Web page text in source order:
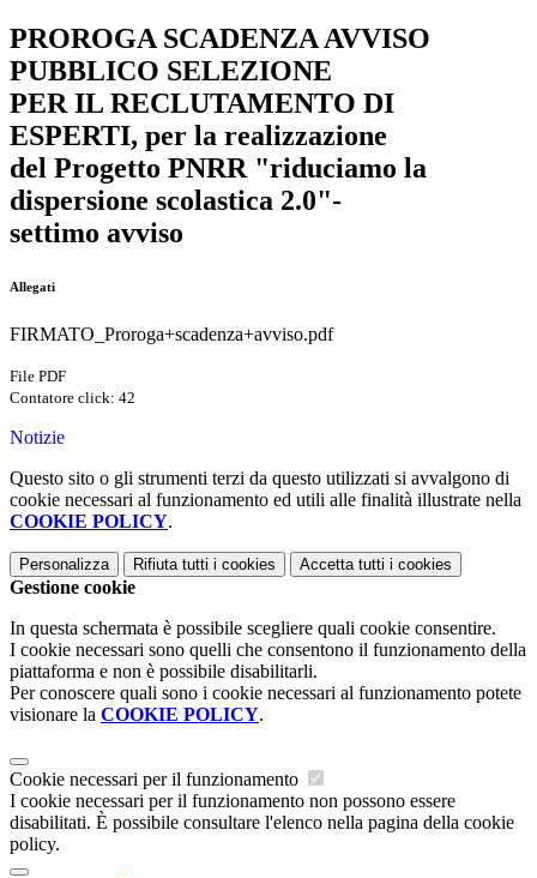
PROROGA SCADENZA AVVISO
PUBBLICO SELEZIONE
PER IL RECLUTAMENTO DI
ESPERTI, per la realizzazione
del Progetto PNRR "riduciamo la
dispersione scolastica 2.0"-
settimo avviso
Allegati
FIRMATO_Proroga+scadenza+avviso.pdf
File PDF
Contatore click: 42
Notizie
Questo sito o gli strumenti terzi da questo utilizzati si avvalgono di
cookie necessari al funzionamento ed utili alle finalità illustrate nella
COOKIE POLICY.
Personalizza Rifiuta tutti i cookies Accetta tutti i cookies
Gestione cookie
In questa schermata è possibile scegliere quali cookie consentire.
I cookie necessari sono quelli che consentono il funzionamento della
piattaforma e non è possibile disabilitarli.
Per conoscere quali sono i cookie necessari al funzionamento potete
visionare la COOKIE POLICY.
Cookie necessari per il funzionamento
I cookie necessari per il funzionamento non possono essere
disabilitati. È possibile consultare l'elenco nella pagina della cookie
policy.